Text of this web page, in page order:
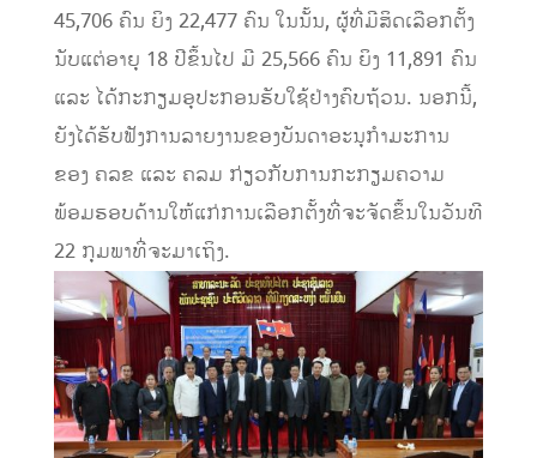
45,706 ຄົນ ຍິງ 22,477 ຄົນ ໃນນັ້ນ, ຜູ້ທີ່ມີສິດເລືອກຕັ້ງ
ນັບແຕ່ອາຍຸ 18 ປີຂຶ້ນໄປ ມີ 25,566 ຄົນ ຍິງ 11,891 ຄົນ
ແລະ ໄດ້ກະກຽມອຸປະກອນຮັບໃຊ້ຢ່າງຄົບຖ້ວນ. ນອກນີ້,
ຍັງໄດ້ຮັບຟັງການລາຍງານຂອງບັນດາອະນຸກໍາມະການ
ຂອງ ຄລຂ ແລະ ຄລມ ກ່ຽວກັບການກະກຽມຄວາມ
ພ້ອມຮອບດ້ານໃຫ້ແກ່ການເລືອກຕັ້ງທີ່ຈະຈັດຂຶ້ນໃນວັນທີ
22 ກຸມພາທີ່ຈະມາເຖິງ.